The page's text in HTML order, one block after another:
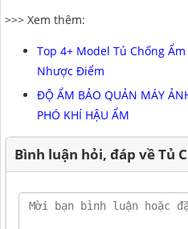
>>> Xem thêm:
Top 4+ Model Tủ Chống
Nhược Điểm
ĐỘ ẨM BẢO QUẢN MÁY
PHÓ KHÍ HẬU ẨM
Bình luận hỏi, đáp về Tủ